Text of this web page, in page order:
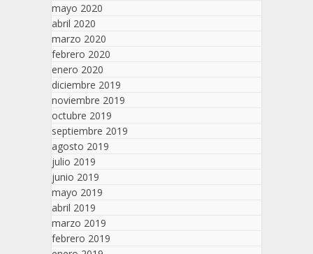
mayo 2020
abril 2020
marzo 2020
febrero 2020
enero 2020
diciembre 2019
noviembre 2019
octubre 2019
septiembre 2019
agosto 2019
julio 2019
junio 2019
mayo 2019
abril 2019
marzo 2019
febrero 2019